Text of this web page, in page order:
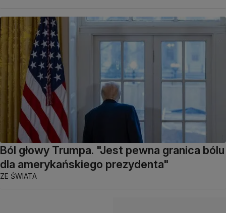
Ból głowy Trumpa. "Jest pewna granica bólu
dla amerykańskiego prezydenta"
ZE ŚWIATA